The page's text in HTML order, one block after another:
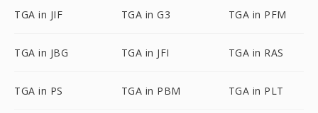
TGA in JIF TGA in G3 TGA in PFM
TGA in JBG TGA in JFI TGA in RAS
TGA in PS TGA in PBM TGA in PLT